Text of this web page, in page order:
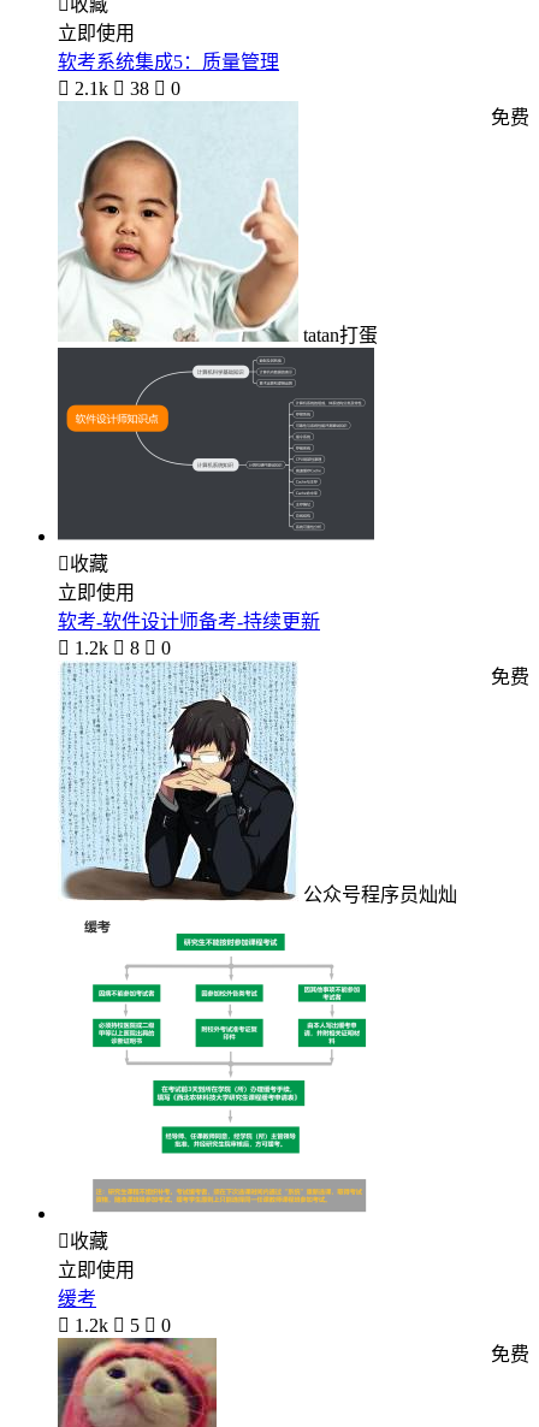
收藏
立即使用
软考系统集成5：质量管理
 2.1k  38  0
tatan打蛋
免费
收藏
立即使用
软考-软件设计师备考-持续更新
 1.2k  8  0
公众号程序员灿灿
免费
收藏
立即使用
缓考
 1.2k  5  0
免费